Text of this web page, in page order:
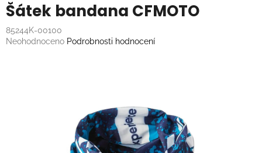
Šátek bandana CFMOTO
85244K-00100
Průměrné
Neohodnoceno Podrobnosti hodnocení